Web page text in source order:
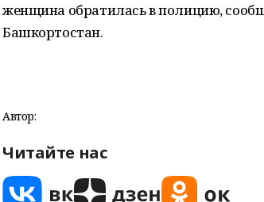
женщина обратилась в полицию,
Башкортостан.
Автор:
Читайте нас